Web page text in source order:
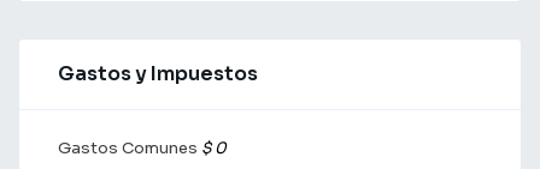
Gastos y Impuestos
Gastos Comunes $ 0